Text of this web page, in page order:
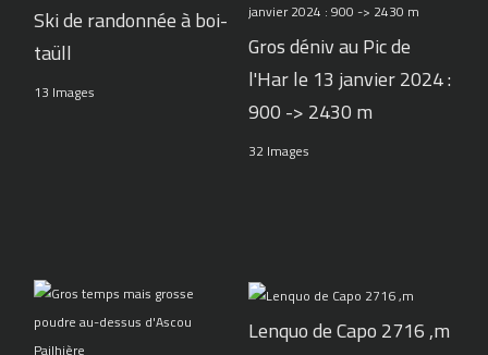
Ski de randonnée à boi-
taüll
13 Images
Gros déniv au Pic de
l'Har le 13 janvier 2024 :
900 -> 2430 m
32 Images
Lenquo de Capo 2716 ,m